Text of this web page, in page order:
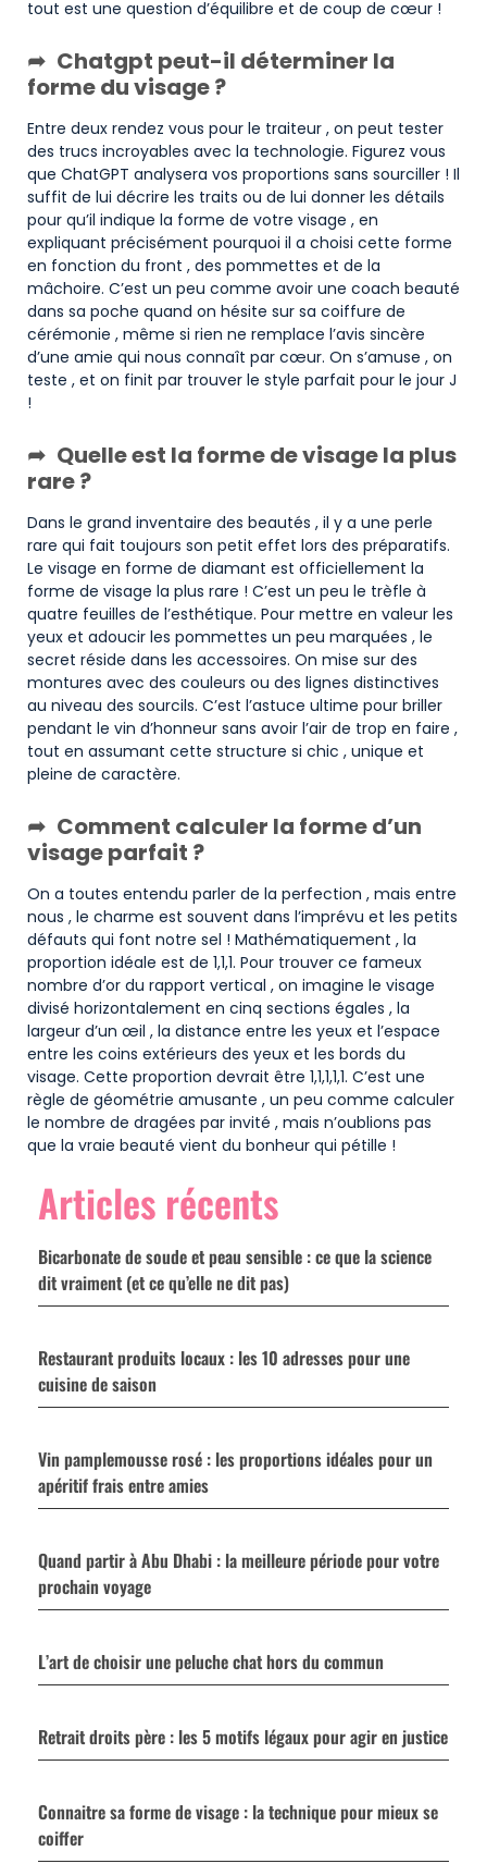
tout est une question d’équilibre et de coup de cœur !
Chatgpt peut-il déterminer la
forme du visage ?
Entre deux rendez vous pour le traiteur , on peut tester
des trucs incroyables avec la technologie. Figurez vous
que ChatGPT analysera vos proportions sans sourciller ! Il
suffit de lui décrire les traits ou de lui donner les détails
pour qu’il indique la forme de votre visage , en
expliquant précisément pourquoi il a choisi cette forme
en fonction du front , des pommettes et de la
mâchoire. C’est un peu comme avoir une coach beauté
dans sa poche quand on hésite sur sa coiffure de
cérémonie , même si rien ne remplace l’avis sincère
d’une amie qui nous connaît par cœur. On s’amuse , on
teste , et on finit par trouver le style parfait pour le jour J
!
Quelle est la forme de visage la plus
rare ?
Dans le grand inventaire des beautés , il y a une perle
rare qui fait toujours son petit effet lors des préparatifs.
Le visage en forme de diamant est officiellement la
forme de visage la plus rare ! C’est un peu le trèfle à
quatre feuilles de l’esthétique. Pour mettre en valeur les
yeux et adoucir les pommettes un peu marquées , le
secret réside dans les accessoires. On mise sur des
montures avec des couleurs ou des lignes distinctives
au niveau des sourcils. C’est l’astuce ultime pour briller
pendant le vin d’honneur sans avoir l’air de trop en faire ,
tout en assumant cette structure si chic , unique et
pleine de caractère.
Comment calculer la forme d’un
visage parfait ?
On a toutes entendu parler de la perfection , mais entre
nous , le charme est souvent dans l’imprévu et les petits
défauts qui font notre sel ! Mathématiquement , la
proportion idéale est de 1,1,1. Pour trouver ce fameux
nombre d’or du rapport vertical , on imagine le visage
divisé horizontalement en cinq sections égales , la
largeur d’un œil , la distance entre les yeux et l’espace
entre les coins extérieurs des yeux et les bords du
visage. Cette proportion devrait être 1,1,1,1,1. C’est une
règle de géométrie amusante , un peu comme calculer
le nombre de dragées par invité , mais n’oublions pas
que la vraie beauté vient du bonheur qui pétille !
Articles récents
Bicarbonate de soude et peau sensible : ce que la science
dit vraiment (et ce qu’elle ne dit pas)
Restaurant produits locaux : les 10 adresses pour une
cuisine de saison
Vin pamplemousse rosé : les proportions idéales pour un
apéritif frais entre amies
Quand partir à Abu Dhabi : la meilleure période pour votre
prochain voyage
L’art de choisir une peluche chat hors du commun
Retrait droits père : les 5 motifs légaux pour agir en justice
Connaitre sa forme de visage : la technique pour mieux se
coiffer